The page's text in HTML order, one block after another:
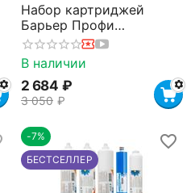
Набор картриджей
Барьер Профи
Жесткость Сити
В наличии
2 684 ₽
3 050 ₽
-7%
БЕСТСЕЛЛЕР